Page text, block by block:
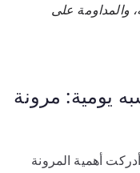
والمداومة على
يومية: مرونة
أهمية المرونة